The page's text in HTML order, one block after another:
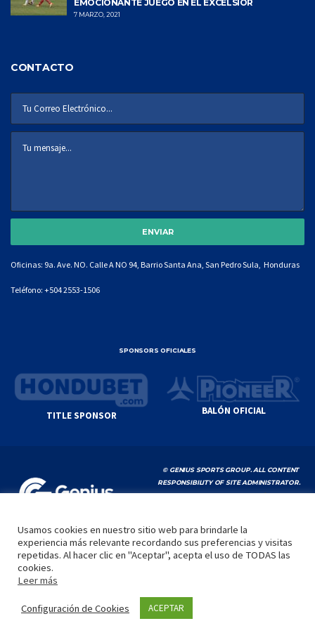
EMOCIONANTE JUEGO EN EL EXCÉLSIOR
7 MARZO, 2021
CONTACTO
Oficinas: 9a. Ave. NO. Calle A NO 94, Barrio Santa Ana, San Pedro Sula, Honduras
Teléfono: +504 2553-1506
SPONSORS OFICIALES
TITLE SPONSOR BALÓN OFICIAL
© GENIUS SPORTS GROUP. ALL CONTENT
RESPONSIBILITY OF SITE ADMINISTRATOR.
YOUTUBE TERMS OF SERVICE|GOOGLE
INICIO LA LIGA VIDEOS MEDIA CONTACTO
Usamos cookies en nuestro sitio web para brindarle la
experiencia más relevante recordando sus preferencias y visitas
repetidas. Al hacer clic en "Aceptar", acepta el uso de TODAS las
cookies.
Leer más
Configuración de Cookies ACEPTAR